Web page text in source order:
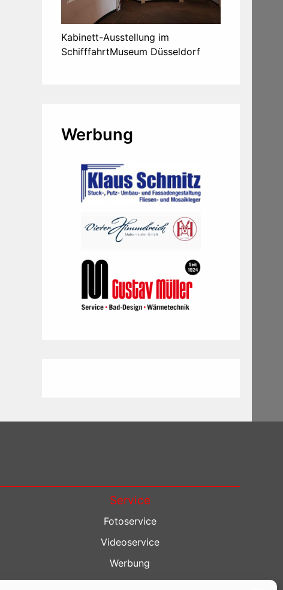
Kabinett-Ausstellung im
SchifffahrtMuseum Düsseldorf
Werbung
Service
Fotoservice
Videoservice
Werbung